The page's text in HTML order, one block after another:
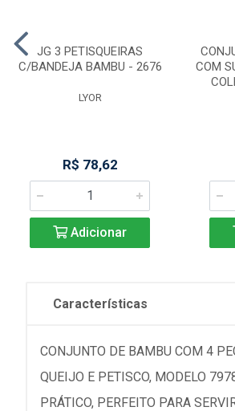
JG 3 PETISQUEIRAS
C/BANDEJA BAMBU - 2676
LYOR
R$ 78,62
Adicionar
COM
Características
CONJUNTO DE BAMBU COM 4
QUEIJO E PETISCO, MODELO
PRÁTICO, PERFEITO PARA